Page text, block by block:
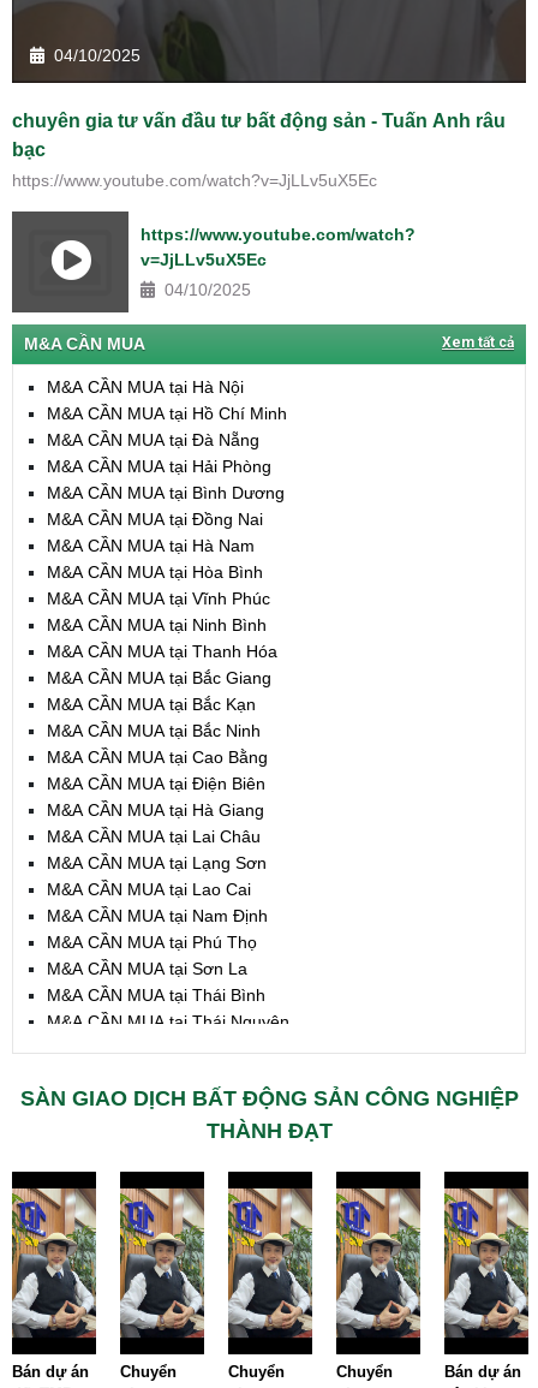
04/10/2025
chuyên gia tư vấn đầu tư bất động sản - Tuấn Anh râu
bạc
https://www.youtube.com/watch?v=JjLLv5uX5Ec
https://www.youtube.com/watch?
v=JjLLv5uX5Ec
04/10/2025
M&A CẦN MUA Xem tất cả
M&A CẦN MUA tại Hà Nội
M&A CẦN MUA tại Hồ Chí Minh
M&A CẦN MUA tại Đà Nẵng
M&A CẦN MUA tại Hải Phòng
M&A CẦN MUA tại Bình Dương
M&A CẦN MUA tại Đồng Nai
M&A CẦN MUA tại Hà Nam
M&A CẦN MUA tại Hòa Bình
M&A CẦN MUA tại Vĩnh Phúc
M&A CẦN MUA tại Ninh Bình
M&A CẦN MUA tại Thanh Hóa
M&A CẦN MUA tại Bắc Giang
M&A CẦN MUA tại Bắc Kạn
M&A CẦN MUA tại Bắc Ninh
M&A CẦN MUA tại Cao Bằng
M&A CẦN MUA tại Điện Biên
M&A CẦN MUA tại Hà Giang
M&A CẦN MUA tại Lai Châu
M&A CẦN MUA tại Lạng Sơn
M&A CẦN MUA tại Lao Cai
M&A CẦN MUA tại Nam Định
M&A CẦN MUA tại Phú Thọ
M&A CẦN MUA tại Sơn La
M&A CẦN MUA tại Thái Bình
M&A CẦN MUA tại Thái Nguyên
M&A CẦN MUA tại Thừa T. Huế
M&A CẦN MUA tại Khánh Hoà
M&A CẦN MUA tại Bình Thuận
M&A CẦN MUA tại Đăk Nông
M&A CẦN MUA tại ĐắkLắk
M&A CẦN MUA tại Gia Lai
M&A CẦN MUA tại Hà Tĩnh
M&A CẦN MUA tại Kon Tum
M&A CẦN MUA tại Nghệ An
SÀN GIAO DỊCH BẤT ĐỘNG SẢN CÔNG NGHIỆP
THÀNH ĐẠT
Bán dự án
Chuyển
Chuyển
Chuyển
Bán dự án